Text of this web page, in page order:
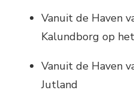
Vanuit de Haven
Kalundborg op
Vanuit de Haven
Jutland